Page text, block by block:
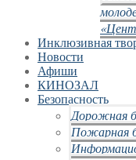
Инклюзивная
Новости
Афиши
КИНОЗАЛ
Безопасность
Дорожная
Пожарная